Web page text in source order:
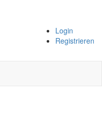
Login
Registrieren